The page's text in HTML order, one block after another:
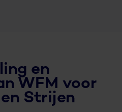
en
WFM voor
Strijen